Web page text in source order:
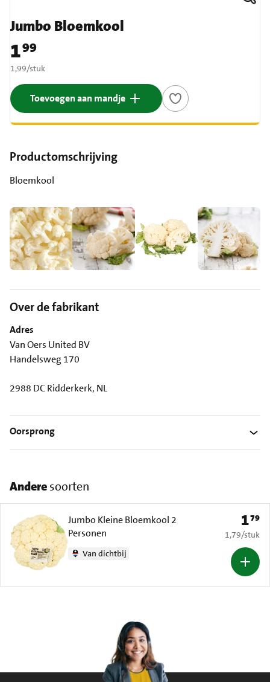
Jumbo Bloemkool
Prijs: € 1,99
199
€ 1,99 per stuk
1,99/stuk
Toevoegen aan mandje
Productomschrijving
Bloemkool
Over de fabrikant
Adres
Van Oers United BV
Handelsweg 170
2988 DC Ridderkerk, NL
Oorsprong
Anderesoorten
Jumbo Kleine Bloemkool 2
Personen
Van dichtbij
Prijs:
179
€ 1,79 per
1,79/stuk